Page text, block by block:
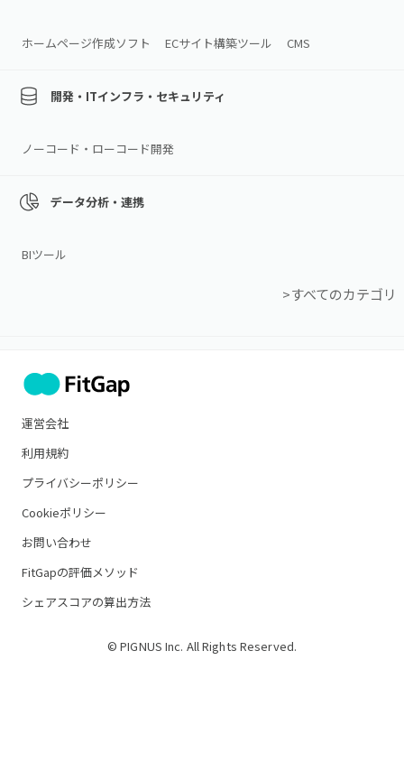
ホームページ作成ソフト ECサイト構築ツール CMS
開発・ITインフラ・セキュリティ
ノーコード・ローコード開発
データ分析・連携
BIツール
>すべてのカテゴリ
運営会社
利用規約
プライバシーポリシー
Cookieポリシー
お問い合わせ
FitGapの評価メソッド
シェアスコアの算出方法
© PIGNUS Inc. All Rights Reserved.